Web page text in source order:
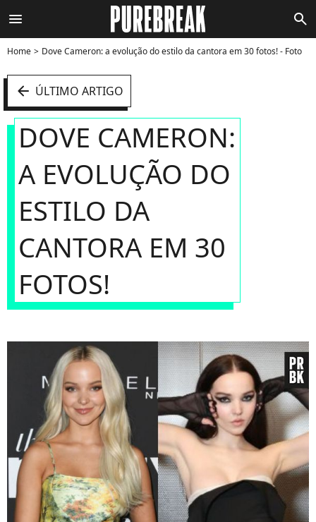
menu search
Home Dove Cameron: a evolução do estilo da cantora em 30 fotos! - Foto
arrow_left ÚLTIMO ARTIGO
DOVE CAMERON:
A EVOLUÇÃO DO
ESTILO DA
CANTORA EM 30
FOTOS!